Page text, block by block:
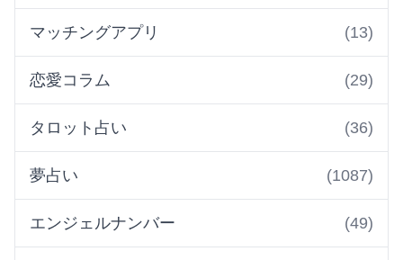
マッチングアプリ (13)
恋愛コラム (29)
タロット占い (36)
夢占い (1087)
エンジェルナンバー (49)